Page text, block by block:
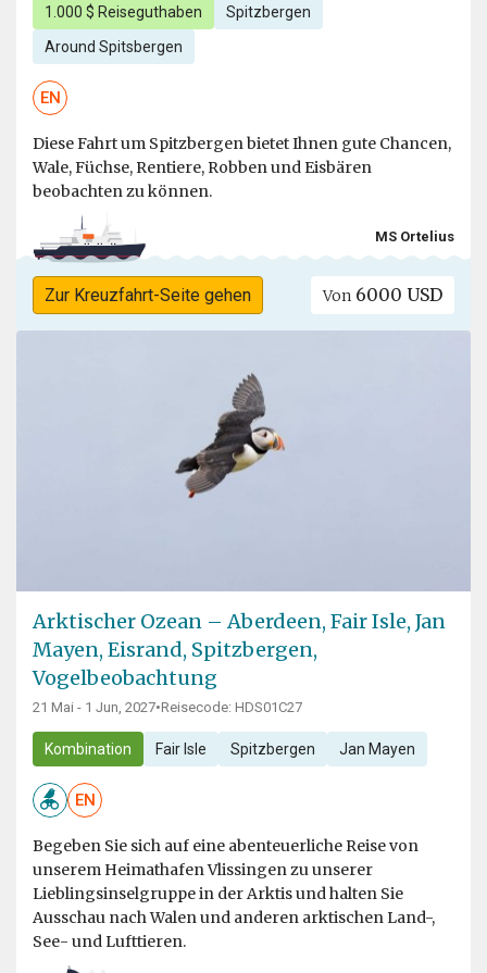
1.000 $ Reiseguthaben Spitzbergen
Around Spitsbergen
EN
Diese Fahrt um Spitzbergen bietet Ihnen gute Chancen,
Wale, Füchse, Rentiere, Robben und Eisbären
beobachten zu können.
MS Ortelius
Zur Kreuzfahrt-Seite gehen Von 6000 USD
Arktischer Ozean – Aberdeen, Fair Isle, Jan
Mayen, Eisrand, Spitzbergen,
Vogelbeobachtung
21 Mai - 1 Jun, 2027•Reisecode: HDS01C27
Kombination Fair Isle Spitzbergen Jan Mayen
EN
Begeben Sie sich auf eine abenteuerliche Reise von
unserem Heimathafen Vlissingen zu unserer
Lieblingsinselgruppe in der Arktis und halten Sie
Ausschau nach Walen und anderen arktischen Land-,
See- und Lufttieren.